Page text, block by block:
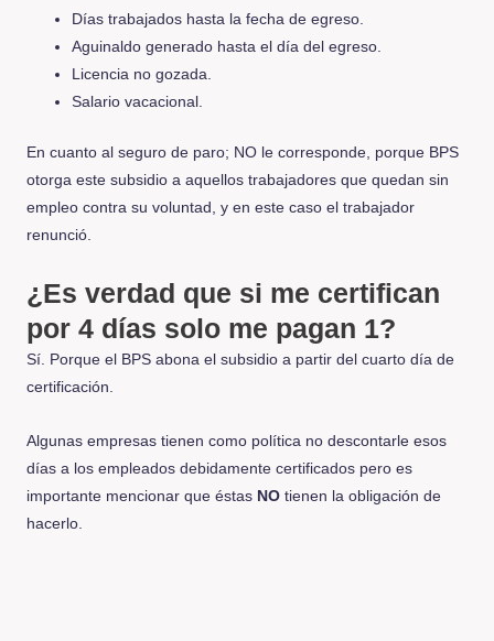
Días trabajados hasta la fecha de egreso.
Aguinaldo generado hasta el día del egreso.
Licencia no gozada.
Salario vacacional.
En cuanto al seguro de paro; NO le corresponde, porque BPS
otorga este subsidio a aquellos trabajadores que quedan sin
empleo contra su voluntad, y en este caso el trabajador
renunció.
¿Es verdad que si me certifican
por 4 días solo me pagan 1?
Sí. Porque el BPS abona el subsidio a partir del cuarto día de
certificación.
Algunas empresas tienen como política no descontarle esos
días a los empleados debidamente certificados pero es
importante mencionar que éstas NO tienen la obligación de
hacerlo.